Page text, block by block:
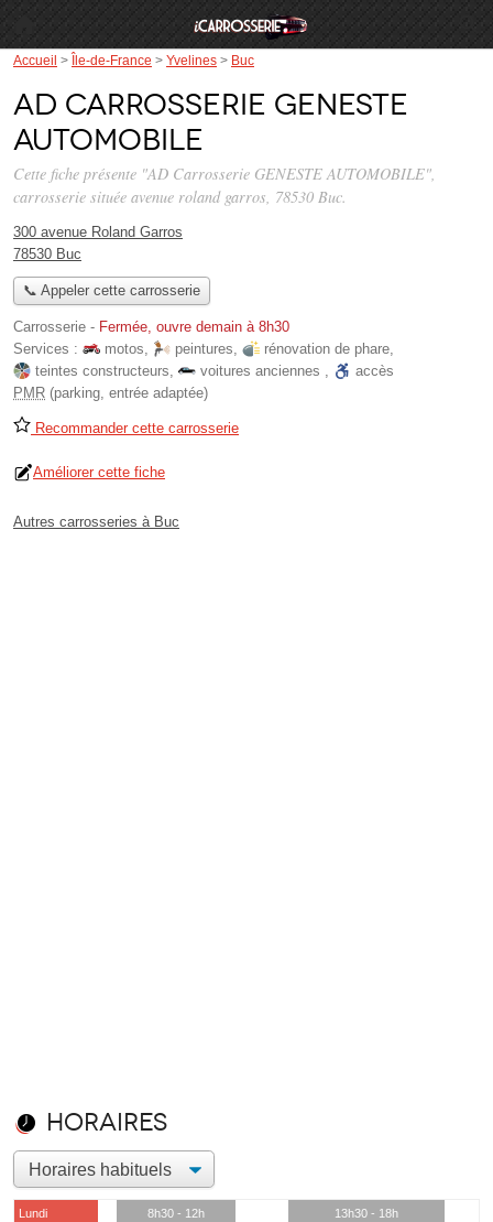
Accueil > Île-de-France > Yvelines > Buc
AD Carrosserie GENESTE
AUTOMOBILE
Cette fiche présente "AD Carrosserie GENESTE AUTOMOBILE",
carrosserie située avenue roland garros, 78530 Buc.
300 avenue Roland Garros
78530 Buc
📞 Appeler cette carrosserie
Carrosserie - Fermée, ouvre demain à 8h30
Services :
motos, peintures, rénovation de phare,
teintes constructeurs, voitures anciennes ,
accès
PMR (parking, entrée adaptée)
Recommander cette carrosserie
Améliorer cette fiche
Autres carrosseries à Buc
Horaires
Lundi 8h30 - 12h
13h30 - 18h